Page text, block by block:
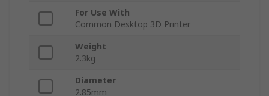
For Use With
Common Desktop 3D Printer
Weight
2.3kg
Diameter
2.85mm